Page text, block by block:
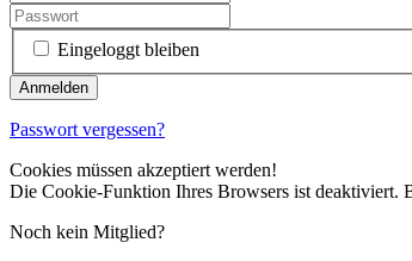
Eingeloggt bleiben
Passwort vergessen?
Cookies müssen akzeptiert werden!
Die Cookie-Funktion Ihres Browsers ist deaktiviert.
Noch kein Mitglied?